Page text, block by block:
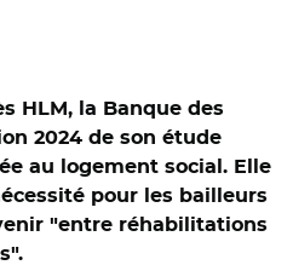
HLM, la Banque des
2024 de son étude
au logement social. Elle
pour les bailleurs
"entre réhabilitations